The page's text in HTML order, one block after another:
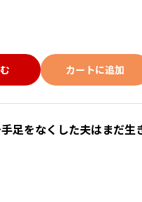
カートに追加
足をなくした夫はまだ生